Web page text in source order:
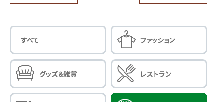
すべて ファッション
グッズ＆雑貨 レストラン